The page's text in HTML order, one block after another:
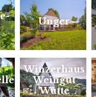
Unger
Winzerhaus
Weingut
Wutte